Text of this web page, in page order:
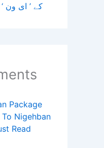
کے ’ ای ون
Package
Nigehban
Read